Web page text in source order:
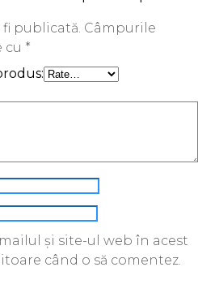
fi publicată. Câmpurile
cu *
și site-ul web în acest
când o să comentez.